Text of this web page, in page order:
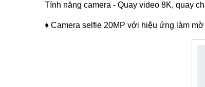
Tính năng camera - Quay video 8K, quay
♦ Camera selfie 20MP với hiệu ứng làm